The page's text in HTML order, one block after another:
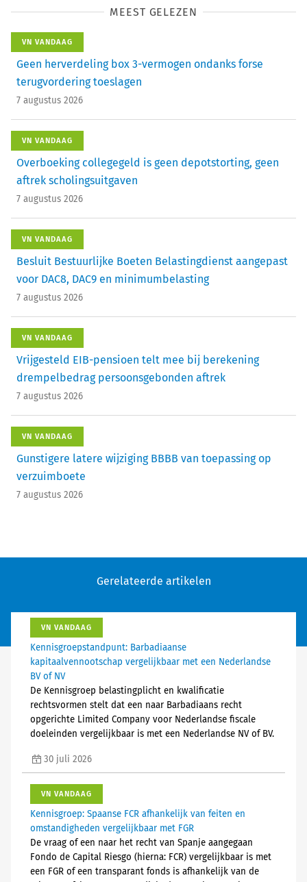
MEEST GELEZEN
VN VANDAAG
Geen herverdeling box 3-vermogen ondanks forse
terugvordering toeslagen
7 augustus 2026
VN VANDAAG
Overboeking collegegeld is geen depotstorting, geen
aftrek scholingsuitgaven
7 augustus 2026
VN VANDAAG
Besluit Bestuurlijke Boeten Belastingdienst aangepast
voor DAC8, DAC9 en minimumbelasting
7 augustus 2026
VN VANDAAG
Vrijgesteld EIB-pensioen telt mee bij berekening
drempelbedrag persoonsgebonden aftrek
7 augustus 2026
VN VANDAAG
Gunstigere latere wijziging BBBB van toepassing op
verzuimboete
7 augustus 2026
Gerelateerde artikelen
VN VANDAAG
Kennisgroepstandpunt: Barbadiaanse
kapitaalvennootschap vergelijkbaar met een Nederlandse
BV of NV
De Kennisgroep belastingplicht en kwalificatie
rechtsvormen stelt dat een naar Barbadiaans recht
opgerichte Limited Company voor Nederlandse fiscale
doeleinden vergelijkbaar is met een Nederlandse NV of BV.
30 juli 2026
VN VANDAAG
Kennisgroep: Spaanse FCR afhankelijk van feiten en
omstandigheden vergelijkbaar met FGR
De vraag of een naar het recht van Spanje aangegaan
Fondo de Capital Riesgo (hierna: FCR) vergelijkbaar is met
een FGR of een transparant fonds is afhankelijk van de